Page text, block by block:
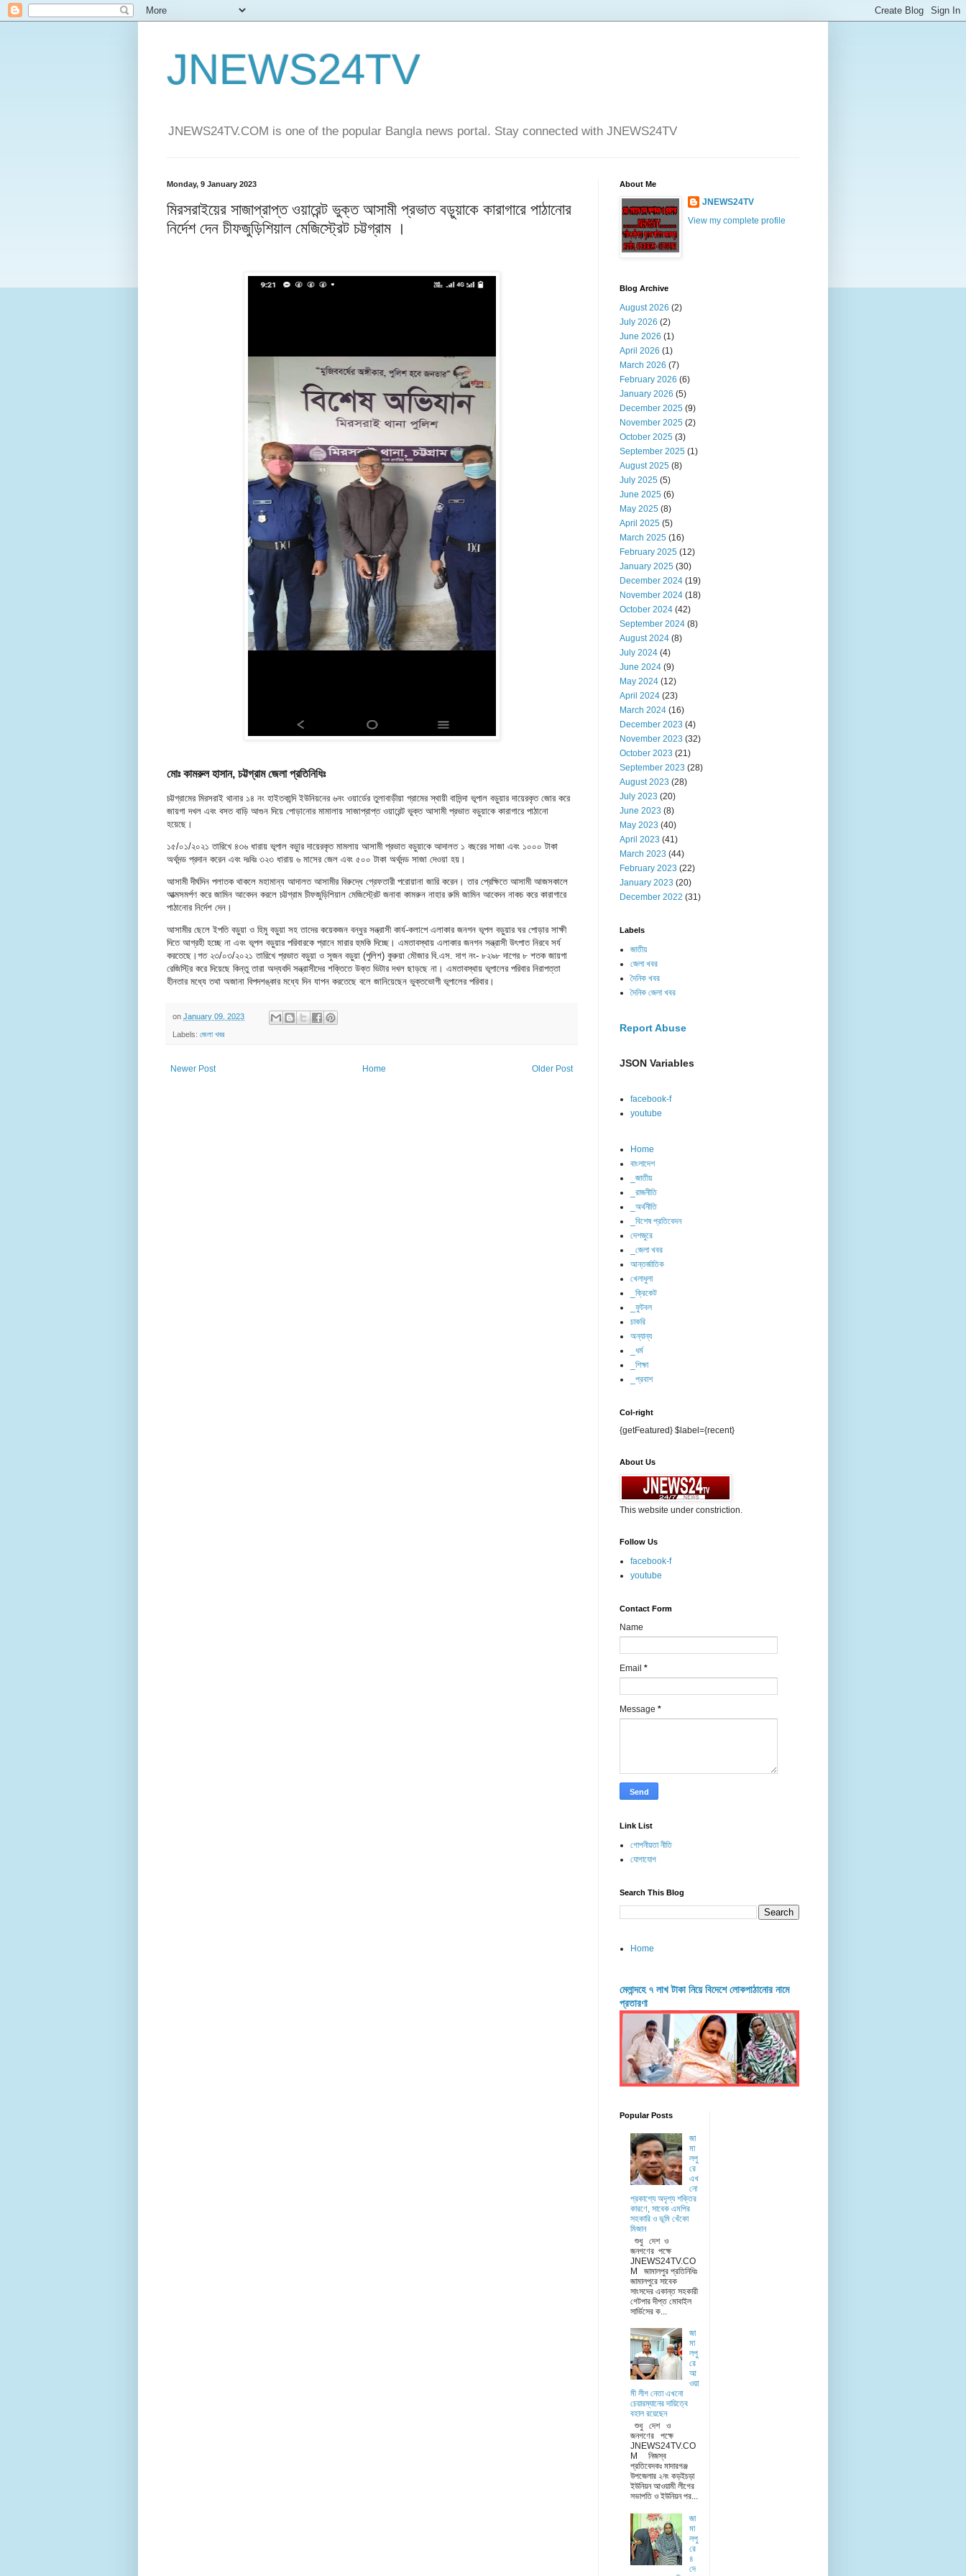
JNEWS24TV
JNEWS24TV.COM is one of the popular Bangla news portal. Stay connected with JNEWS24TV
Monday, 9 January 2023
মিরসরাইয়ের সাজাপ্রাপ্ত ওয়ারেন্ট ভুক্ত আসামী প্রভাত বড়ুয়াকে কারাগারে পাঠানোর
নির্দেশ দেন চীফজুড়িশিয়াল মেজিস্ট্রেট চট্টগ্রাম ।
মোঃ কামরুল হাসান, চট্টগ্রাম জেলা প্রতিনিধিঃ
চট্টগ্রামের মিরসরাই থানার ১৪ নং হাইতকান্দি ইউনিয়নের ৬নং ওয়ার্ডের তুলাবাড়ীয়া গ্রামের স্থায়ী বাসিন্দা ভূপাল বড়ুয়ার দায়েরকৃত জোর করে
জায়গা দখল এবং বসত বাড়ি আগুন দিয়ে পোড়ানোর মামালায় সাজাপ্রাপ্ত ওয়ারেন্ট ভুক্ত আসামী প্রভাত বড়ুয়াকে কারাগারে পাঠানো
হয়েছে।
১৫/০১/২০২১ তারিখে ৪৩৬ ধারায় ভূপাল বড়ুার দায়েরকৃত মামলায় আসামী প্রভাত বড়ুয়াকে আদালত ১ বছরের সাজা এবং ১০০০ টাকা
অর্থদন্ড প্রদান করেন এবং দঃবিঃ ৩২৩ ধারায় ৬ মাসের জেল এবং ৫০০ টাকা অর্থদন্ড সাজা দেওয়া হয়।
আসামী দীর্ঘদিন পলাতক থাকলে মহামান্য আদালত আসামীর বিরুদ্ধে গ্রেফতারী পরোয়ানা জারি করেন। তার প্রেক্ষিতে আসামী আজসকালে
আত্মসমর্পণ করে জামিন আবেদন করলে চট্টগ্রাম চীফজুড়িশিয়াল মেজিস্ট্রেট জনাবা কামরুন নাহার রুমি জামিন আবেদন নাকচ করে কারাগারে
পাঠানোর নির্দেশ দেন।
আসামীর ছেলে ইপতি বড়ুয়া ও হিমু বড়ুয়া সহ তাদের কয়েকজন বন্ধুর সন্ত্রাসী কার্য-কলাপে এলাকার জনগন ভূপল বড়ুয়ার ঘর পোড়ার সাক্ষী
দিতে আগ্রহী হচ্ছে না এবং ভূপল বড়ুয়ার পরিবারকে প্রানে মারার হুমকি দিচ্ছে। এমতাবস্থায় এলাকার জনগন সন্ত্রাসী উৎপাত নিরবে সর্য
করতেছে।গত ২৩/০৩/২০২১ তারিখে প্রভাত বড়ুয়া ও সুজন বড়ুয়া (পুলিশ) কুরুয়া মৌজার বি.এস. দাগ নং- ৮২৯৮ দাগের ৮ শতক জায়গা
রেজিস্ট্রি করে দিয়েছে কিন্তু তারা অদ্যবদি সন্ত্রাসীদের শক্তিতে উক্ত ভিটার দখল ছাড়ছে না। এমতাবস্থায় ভূপালের পরিবার নিরাপত্তা
হীনতার মধ্যে তথা অজানা বিপদশঙ্কার মধ্যে দিন যাপন করতেছে বলে জানিয়েছেন ভুক্তভোগী ভূপালের পরিবার।
on January 09, 2023
Labels: জেলা খবর
Newer Post Older Post
Home
About Me
JNEWS24TV
View my complete profile
Blog Archive
August 2026 (2)
July 2026 (2)
June 2026 (1)
April 2026 (1)
March 2026 (7)
February 2026 (6)
January 2026 (5)
December 2025 (9)
November 2025 (2)
October 2025 (3)
September 2025 (1)
August 2025 (8)
July 2025 (5)
June 2025 (6)
May 2025 (8)
April 2025 (5)
March 2025 (16)
February 2025 (12)
January 2025 (30)
December 2024 (19)
November 2024 (18)
October 2024 (42)
September 2024 (8)
August 2024 (8)
July 2024 (4)
June 2024 (9)
May 2024 (12)
April 2024 (23)
March 2024 (16)
December 2023 (4)
November 2023 (32)
October 2023 (21)
September 2023 (28)
August 2023 (28)
July 2023 (20)
June 2023 (8)
May 2023 (40)
April 2023 (41)
March 2023 (44)
February 2023 (22)
January 2023 (20)
December 2022 (31)
Labels
জাতীয়
জেলা খবর
দৈনিক খবর
দৈনিক জেলা খবর
Report Abuse
JSON Variables
facebook-f
youtube
Home
বাংলাদেশ
_জাতীয়
_রাজনীতি
_অর্থনীতি
_বিশেষ প্রতিবেদন
দেশজুরে
_জেলা খবর
আন্তর্জাতিক
খেলাধুলা
_ক্রিকেট
_ফুটবল
চাকরি
অন্যান্য
_ধর্ম
_শিক্ষা
_প্রবাশ
Col-right
{getFeatured} $label={recent}
About Us
This website under constriction.
Follow Us
facebook-f
youtube
Contact Form
Name
Email *
Message *
Link List
গোপনীয়তা নীতি
যোগাযোগ
Search This Blog
Home
মেলান্দহে ৭ লাখ টাকা নিয়ে বিদেশে লোকপাঠানোর নামে
প্রতারণা
Popular Posts
জা
মা
লপু
রে
এখ
নো
প্রকাশ্যে অদৃশ্য শক্তির
কারণে, সাবেক এমপির
সহকারি ও ভূমি খেঁকো
মিজান
শুধু দেশ ও
জনগণের পক্ষে
JNEWS24TV.CO
M জামালপুর প্রতিনিধিঃ
জামালপুরে সাবেক
সাংসদের একান্ত সহকারী
গেটপার দীপ্ত মোবাইল
সার্ভিসের ক...
জা
মা
লপু
রে
আ
ওয়া
মী লীগ নেতা এখনো
চেয়ারম্যানের দায়িত্বে
বহাল রয়েছেন
শুধু দেশ ও
জনগণের পক্ষে
JNEWS24TV.CO
M নিজস্ব
প্রতিবেদকঃ মাদারগঞ্জ
উপজেলার ২নং কড়ইচড়া
ইউনিয়ন আওয়ামী লীগের
সভাপতি ও ইউনিয়ন পর...
জা
মা
লপু
রে
৪
দে